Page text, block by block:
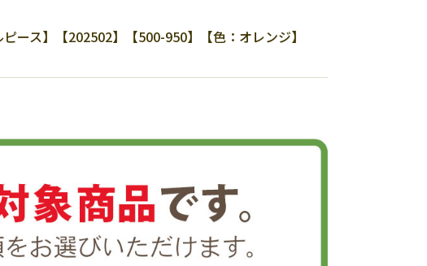
ース】【202502】【500-950】【色：オレンジ】